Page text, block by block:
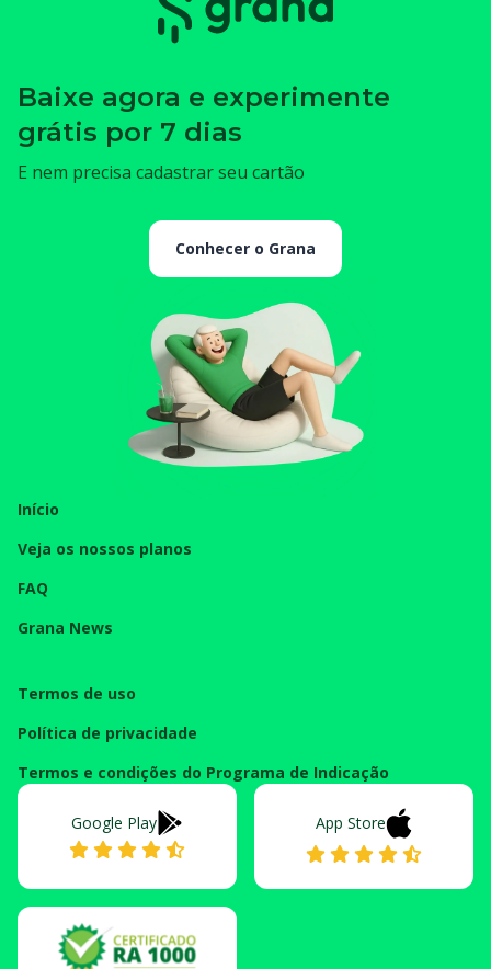
Baixe agora e experimente
grátis por 7 dias
E nem precisa cadastrar seu cartão
Conhecer o Grana
Início
Veja os nossos planos
FAQ
Grana News
Termos de uso
Política de privacidade
Termos e condições do Programa de Indicação
Google Play App Store